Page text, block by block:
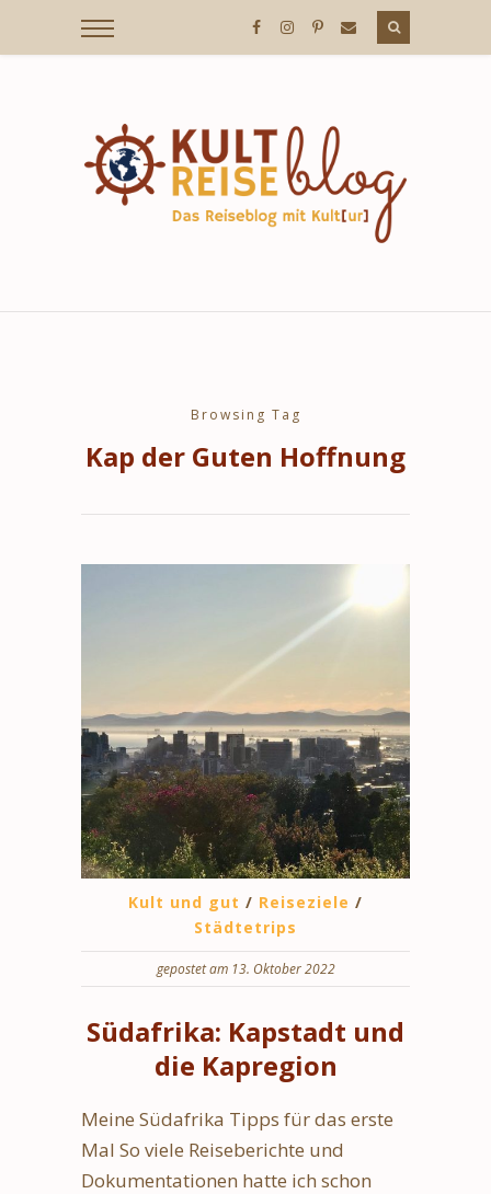
/
KULT[UR]
Browsing Tag
Kap der Guten Hoffnung
Kult und gut / Reiseziele /
Städtetrips
gepostet am 13. Oktober 2022
Südafrika: Kapstadt und
die Kapregion
Meine Südafrika Tipps für das erste
Mal So viele Reiseberichte und
Dokumentationen hatte ich schon